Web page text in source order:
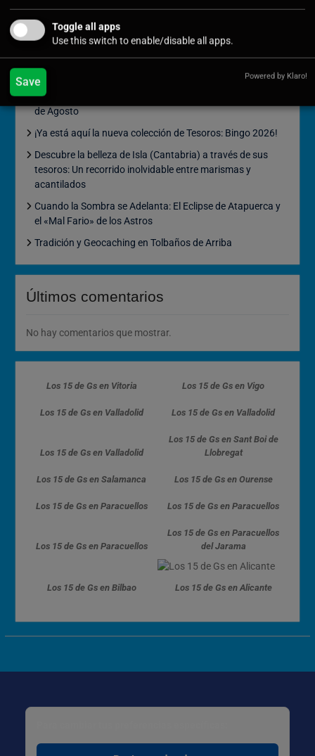
Últimas noticias
Cómo Vivir la Magia del Próximo Eclipse Solar Total del 12
de Agosto
¡Ya está aquí la nueva colección de Tesoros: Bingo 2026!
Descubre la belleza de Isla (Cantabria) a través de sus
tesoros: Un recorrido inolvidable entre marismas y
acantilados
Cuando la Sombra se Adelanta: El Eclipse de Atapuerca y
el «Mal Fario» de los Astros
Tradición y Geocaching en Tolbaños de Arriba
Últimos comentarios
No hay comentarios que mostrar.
Los 15 de Gs en Vitoria Los 15 de Gs en Vigo
Los 15 de Gs en Valladolid Los 15 de Gs en Valladolid
Los 15 de Gs en Valladolid
Los 15 de Gs en Sant Boi de
Llobregat
Los 15 de Gs en Salamanca Los 15 de Gs en Ourense
Los 15 de Gs en Paracuellos Los 15 de Gs en Paracuellos
Los 15 de Gs en Paracuellos
Los 15 de Gs en Paracuellos
del Jarama
Los 15 de Gs en Bilbao Los 15 de Gs en Alicante
Toggle all apps
Use this switch to enable/disable all apps.
Save Powered by Klaro!